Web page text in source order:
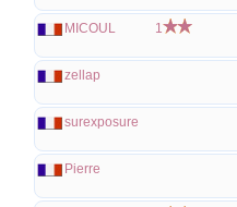
MICOUL 1
zellap
surexposure
Pierre